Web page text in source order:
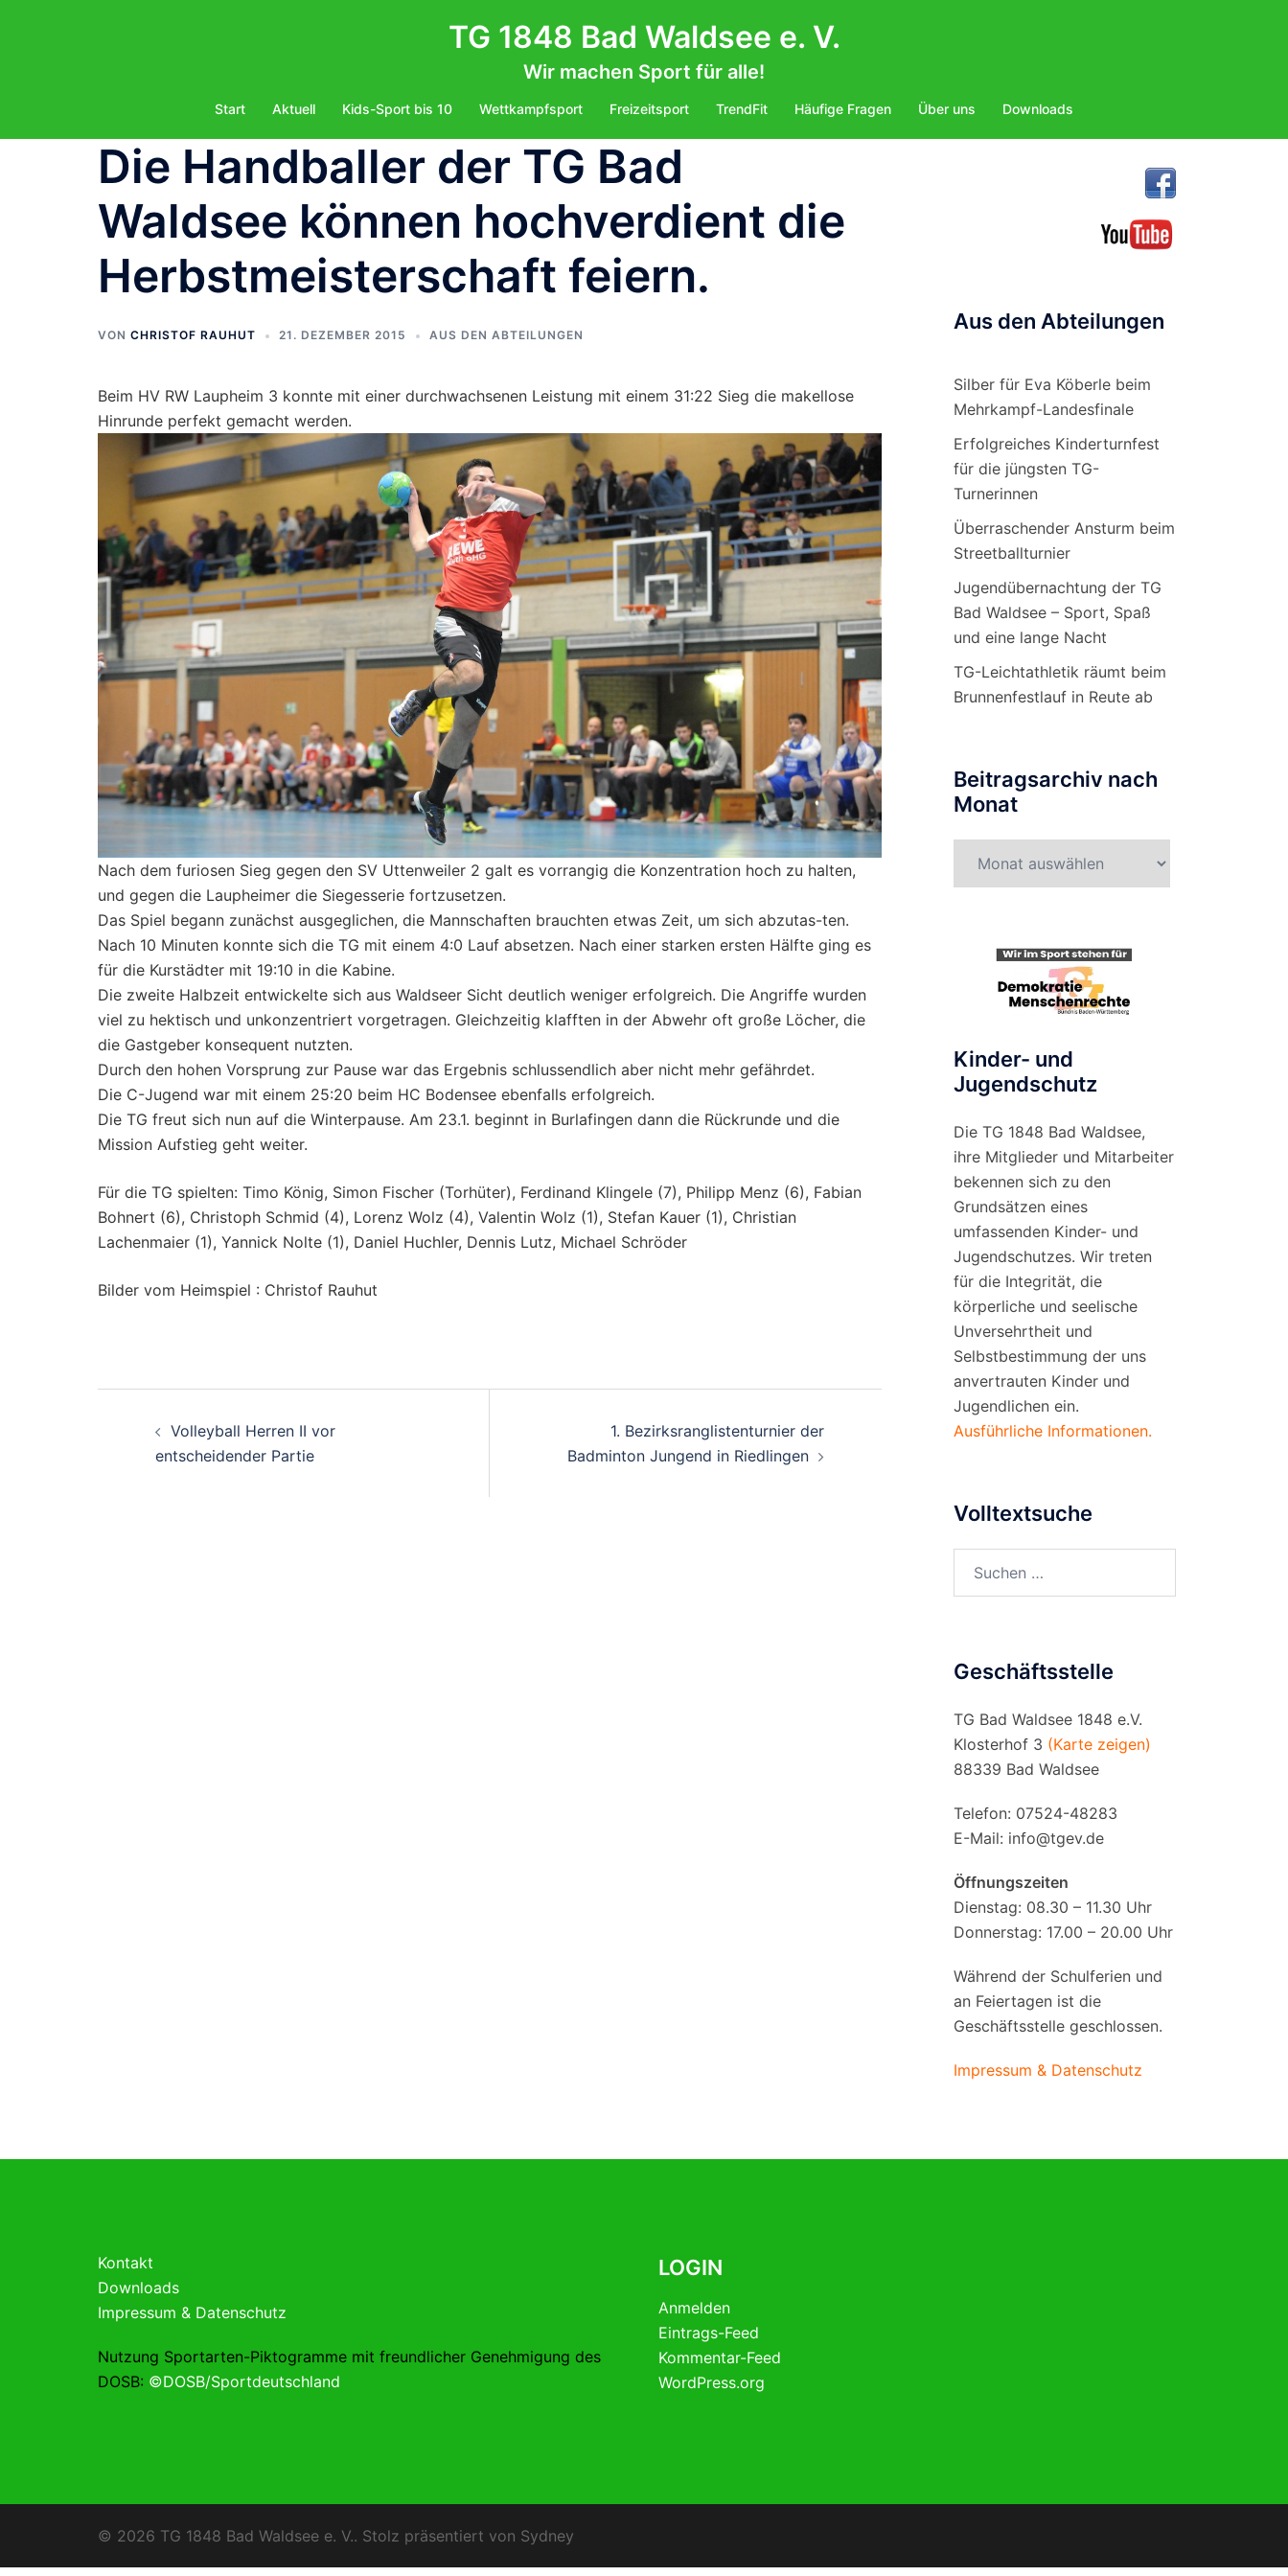
TG 1848 Bad Waldsee e. V.
Wir machen Sport für alle!
Start Aktuell Kids-Sport bis 10 Wettkampfsport Freizeitsport TrendFit Häufige Fragen Über uns Downloads
Die Handballer der TG Bad
Waldsee können hochverdient die
Herbstmeisterschaft feiern.
VON CHRISTOF RAUHUT 21. DEZEMBER 2015 AUS DEN ABTEILUNGEN
Beim HV RW Laupheim 3 konnte mit einer durchwachsenen Leistung mit einem 31:22 Sieg die makellose
Hinrunde perfekt gemacht werden.
Nach dem furiosen Sieg gegen den SV Uttenweiler 2 galt es vorrangig die Konzentration hoch zu halten,
und gegen die Laupheimer die Siegesserie fortzusetzen.
Das Spiel begann zunächst ausgeglichen, die Mannschaften brauchten etwas Zeit, um sich abzutas-ten.
Nach 10 Minuten konnte sich die TG mit einem 4:0 Lauf absetzen. Nach einer starken ersten Hälfte ging es
für die Kurstädter mit 19:10 in die Kabine.
Die zweite Halbzeit entwickelte sich aus Waldseer Sicht deutlich weniger erfolgreich. Die Angriffe wurden
viel zu hektisch und unkonzentriert vorgetragen. Gleichzeitig klafften in der Abwehr oft große Löcher, die
die Gastgeber konsequent nutzten.
Durch den hohen Vorsprung zur Pause war das Ergebnis schlussendlich aber nicht mehr gefährdet.
Die C-Jugend war mit einem 25:20 beim HC Bodensee ebenfalls erfolgreich.
Die TG freut sich nun auf die Winterpause. Am 23.1. beginnt in Burlafingen dann die Rückrunde und die
Mission Aufstieg geht weiter.
Für die TG spielten: Timo König, Simon Fischer (Torhüter), Ferdinand Klingele (7), Philipp Menz (6), Fabian
Bohnert (6), Christoph Schmid (4), Lorenz Wolz (4), Valentin Wolz (1), Stefan Kauer (1), Christian
Lachenmaier (1), Yannick Nolte (1), Daniel Huchler, Dennis Lutz, Michael Schröder
Bilder vom Heimspiel : Christof Rauhut
Volleyball Herren II vor
entscheidender Partie
1. Bezirksranglistenturnier der
Badminton Jungend in Riedlingen
Aus den Abteilungen
Silber für Eva Köberle beim
Mehrkampf-Landesfinale
Erfolgreiches Kinderturnfest
für die jüngsten TG-
Turnerinnen
Überraschender Ansturm beim
Streetballturnier
Jugendübernachtung der TG
Bad Waldsee – Sport, Spaß
und eine lange Nacht
TG-Leichtathletik räumt beim
Brunnenfestlauf in Reute ab
Beitragsarchiv nach
Monat
nach
Kinder- und
Jugendschutz
Die TG 1848 Bad Waldsee,
ihre Mitglieder und Mitarbeiter
bekennen sich zu den
Grundsätzen eines
umfassenden Kinder- und
Jugendschutzes. Wir treten
für die Integrität, die
körperliche und seelische
Unversehrtheit und
Selbstbestimmung der uns
anvertrauten Kinder und
Jugendlichen ein.
Ausführliche Informationen.
Volltextsuche
nach:
Geschäftsstelle
TG Bad Waldsee 1848 e.V.
Klosterhof 3 (Karte zeigen)
88339 Bad Waldsee
Telefon: 07524-48283
E-Mail: info@tgev.de
Öffnungszeiten
Dienstag: 08.30 – 11.30 Uhr
Donnerstag: 17.00 – 20.00 Uhr
Während der Schulferien und
an Feiertagen ist die
Geschäftsstelle geschlossen.
Impressum & Datenschutz
Kontakt
Downloads
Impressum & Datenschutz
Nutzung Sportarten-Piktogramme mit freundlicher Genehmigung des
DOSB: ©DOSB/Sportdeutschland
LOGIN
Anmelden
Eintrags-Feed
Kommentar-Feed
WordPress.org
© 2026 TG 1848 Bad Waldsee e. V.. Stolz präsentiert von Sydney